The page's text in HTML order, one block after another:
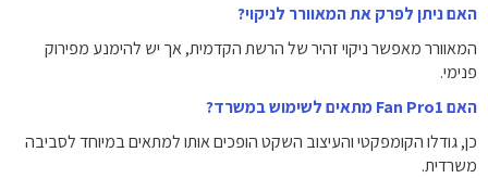
האם ניתן לפרק את המאוורר לניקוי?
המאוורר מאפשר ניקוי זהיר של הרשת הקדמית, אך יש להימנע מפירוק
פנימי.
האם Fan Pro1 מתאים לשימוש במשרד?
כן, גודלו הקומפקטי והעיצוב השקט הופכים אותו למתאים במיוחד לסביבה
משרדית.